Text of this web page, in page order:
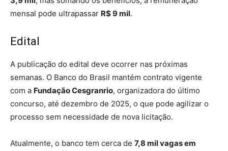
mensal pode ultrapassar R$ 9 mil.
Edital
A publicação do edital deve ocorrer nas próximas
semanas. O Banco do Brasil mantém contrato vigente
com a Fundação Cesgranrio, organizadora do último
concurso, até dezembro de 2025, o que pode agilizar o
processo sem necessidade de nova licitação.
Atualmente, o banco tem cerca de 7,8 mil vagas em